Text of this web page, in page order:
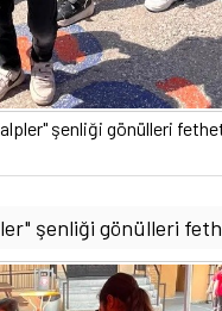
şenliği gönülleri
şenliği gönülleri